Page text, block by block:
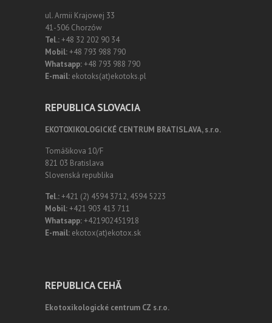
ul. Armii Krajowej 33
41-506 Chorzów
Tel.:+48 32 202 90 34
Mobil:+48 793 988 790
Whatsapp:+48 793 988 790
E-mail: ekotoks(at)ekotoks.pl
REPUBLICA SLOVACIA
EKOTOXIKOLOGICKÉ CENTRUM BRATISLAVA, s.r.o.
Tomášikova 10/F
821 03 Bratislava
Slovenská republika
Tel.:+421 (2) 4594 3712, 4594 5223
Mobil:+421 903 413 711
Whatsapp:+421902451918
E-mail: ekotox(at)ekotox.sk
REPUBLICA CEHĂ
Ekotoxikologické centrum CZ s.r.o.